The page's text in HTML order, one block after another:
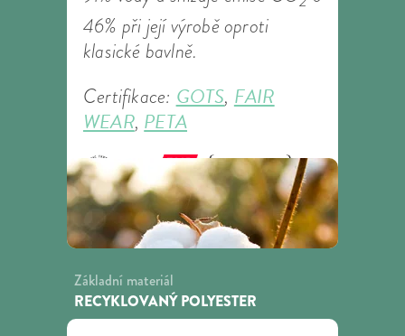
46% při její výrobě oproti
klasické bavlně.
Certifikace: GOTS, FAIR
WEAR, PETA
Základní materiál
RECYKLOVANÝ POLYESTER